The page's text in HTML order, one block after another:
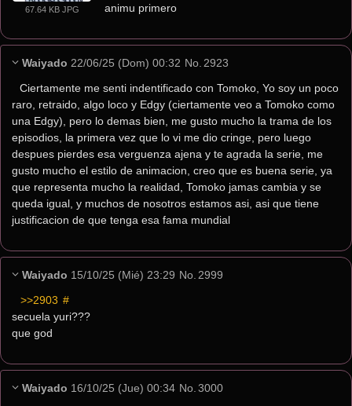
67.64 KB JPG
animu primero
Waiyado 22/06/25 (Dom) 00:32 No. 2923
Ciertamente me senti indentificado con Tomoko, Yo soy un poco
raro, retraido, algo loco y Edgy (ciertamente veo a Tomoko como
una Edgy), pero lo demas bien, me gusto mucho la trama de los
episodios, la primera vez que lo vi me dio cringe, pero luego
despues pierdes esa verguenza ajena y te agrada la serie, me
gusto mucho el estilo de animacion, creo que es buena serie, ya
que representa mucho la realidad, Tomoko jamas cambia y se
queda igual, y muchos de nosotros estamos asi, asi que tiene
justificacion de que tenga esa fama mundial
Waiyado 15/10/25 (Mié) 23:29 No. 2999
>>2903 #
secuela yuri???
que god
Waiyado 16/10/25 (Jue) 00:34 No. 3000